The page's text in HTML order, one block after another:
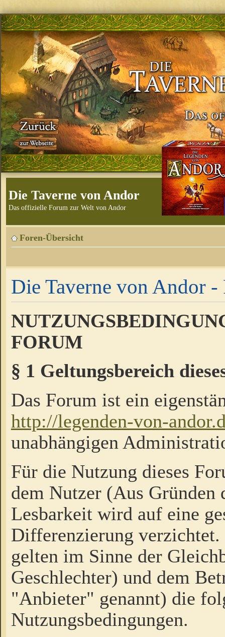
Die Taverne von Andor
Das offizielle Forum zur Welt von Andor
Foren-Übersicht
Die Taverne von Andor -
FORUM
§ 1 Geltungsbereich
Das Forum ist ein
http://legenden-von-
unabhängigen
Für die Nutzung dieses
dem Nutzer (Aus Gründen
Lesbarkeit wird auf eine
Differenzierung
gelten im Sinne der
Geschlechter) und dem
"Anbieter" genannt) die
Nutzungsbedingungen.